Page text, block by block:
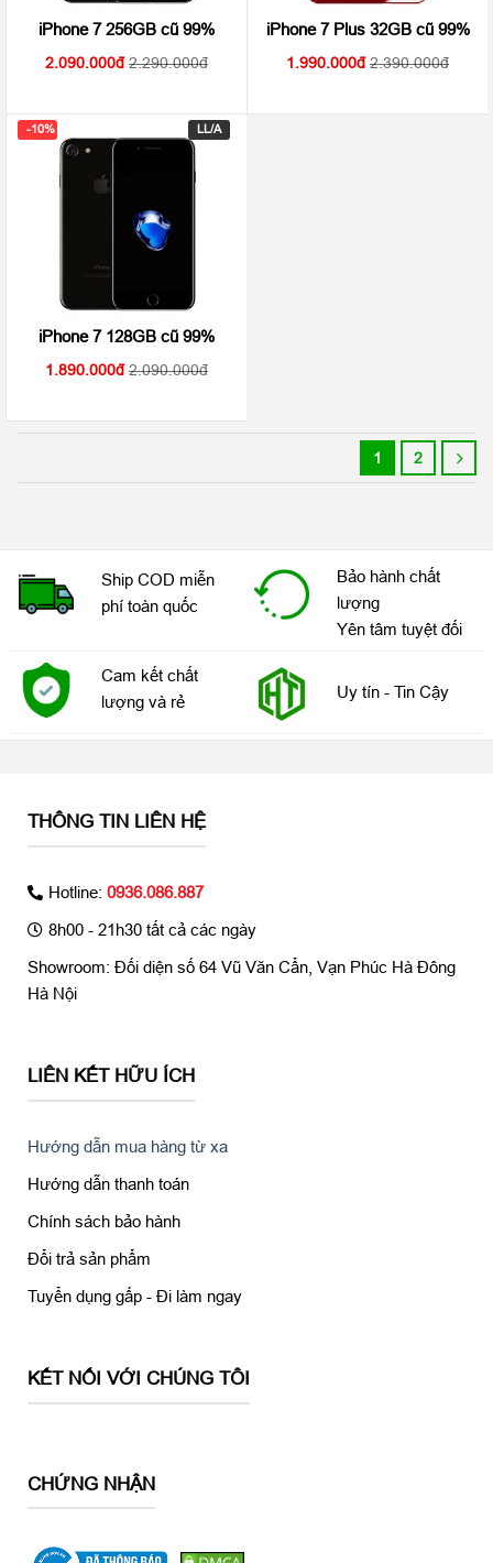
iPhone 7 256GB cũ 99%
2.090.000 2.290.000
iPhone 7 Plus 32GB cũ 99%
1.990.000 2.390.000
-10%
iPhone 7 128GB cũ 99%
LL/A
1.890.000 2.090.000
1 2
Ship COD miễn
phí toàn quốc
Bảo hành chất
lượng
Yên tâm tuyệt đối
Cam kết chất
lượng và rẻ
Uy tín - Tin Cậy
THÔNG TIN LIÊN HỆ
Hotline: 0936.086.887
8h00 - 21h30 tất cả các ngày
Showroom: Đối diện số 64 Vũ Văn Cẩn, Vạn Phúc Hà Đông
Hà Nội
LIÊN KẾT HỮU ÍCH
Hướng dẫn mua hàng từ xa
Hướng dẫn thanh toán
Chính sách bảo hành
Đổi trả sản phẩm
Tuyển dụng gấp - Đi làm ngay
KẾT NỐI VỚI CHÚNG TÔI
CHỨNG NHẬN